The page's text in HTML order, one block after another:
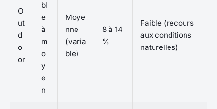
O
ut
d
o
or
bl
e
à
m
o
y
e
n
Moye
nne
(varia
ble)
8 à 14
%
Faible (recours
aux conditions
naturelles)